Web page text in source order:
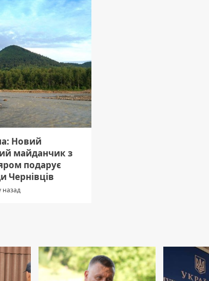
Новий
майданчик з
подарує
Чернівців
назад